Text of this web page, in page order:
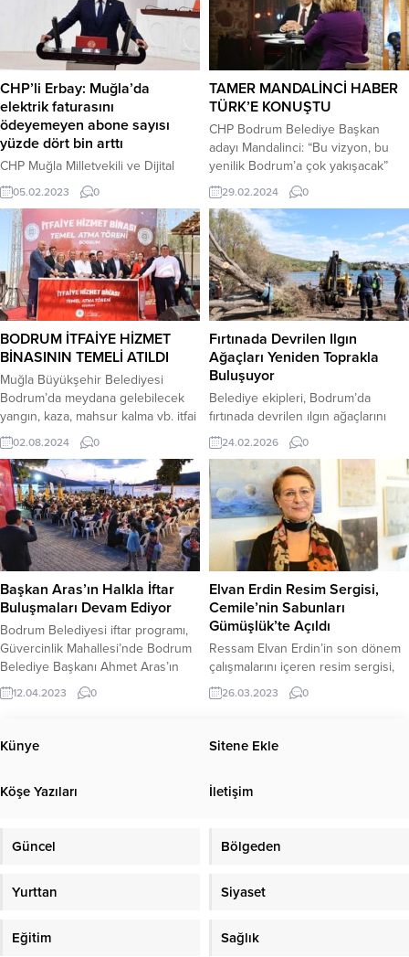
CHP’li Erbay: Muğla’da
elektrik faturasını
ödeyemeyen abone sayısı
yüzde dört bin arttı
CHP Muğla Milletvekili ve Dijital
Mecralar Komisyonu üyesi Av.
Burak Erbay, Muğla’da elektrik
faturasını ödeyemeyen mesken
abone sayısının yüzde 4 bin,
tarımsal üretimde faturasını
ödeyemeyen abone sayısının
yüzde 3 bin 441, ticari işletmeler
açısından bakıldığında ise yüzde
682 oranında bir artış görüldüğünü
söyledi. CHP Muğla Milletvekili
Erbay, Türkiye Büyük Millet...
05.02.2023 0
TAMER MANDALİNCİ HABER
TÜRK’E KONUŞTU
CHP Bodrum Belediye Başkan
adayı Mandalinci: “Bu vizyon, bu
yenilik Bodrum’a çok yakışacak”
Cumhuriyet Halk Partisi Bodrum
Belediye Başkan adayı Tamer
Mandalinci, 31 Mart’ta seçimi
kazanırsa Türkiye’nin en genç
belediye başkanlarından bir
olacağını söyleyerek, “Bu vizyon ve
yenilik Bodrum’a çok yakışacak.
Daha mutlu bir Bodrum yaratmak,
değer katmak hedefiyle gecemi...
29.02.2024 0
BODRUM İTFAİYE HİZMET
BİNASININ TEMELİ ATILDI
Muğla Büyükşehir Belediyesi
Bodrum’da meydana gelebilecek
yangın, kaza, mahsur kalma vb. itfai
olaylara daha hızlı ve etkin
müdahale edebilmek için İtfaiye
hizmet binasının temelini attı. Muğla
Büyükşehir Belediye Başkanı
Ahmet Aras’ın ev sahipliğinde
gerçekleştirilen temel atma
törenine; CHP Genel Başkan
Yardımcısı Özgür Karabat, CHP
Muğla İl Başkanı Zekican Balcı,
Muğla...
02.08.2024 0
Fırtınada Devrilen Ilgın
Ağaçları Yeniden Toprakla
Buluşuyor
Belediye ekipleri, Bodrum’da
fırtınada devrilen ılgın ağaçlarını
tekniğine uygun şekilde budayarak
bulundukları alana yeniden dikiyor.
Kent genelinde 13-17 Şubat tarihleri
arasında etkili olan olumsuz hava
koşulları nedeniyle Müskebi
Mahallesi Kabakum Plajı’nda 4,
Yalıkavak Mahallesi Küdür
mevkiinde 25 Ilgın ağacı ile 2
Akasya ağacı devrildi. Fırtınanın
ardından Bodrum Belediyesi Park
ve...
24.02.2026 0
Başkan Aras’ın Halkla İftar
Buluşmaları Devam Ediyor
Bodrum Belediyesi iftar programı,
Güvercinlik Mahallesi’nde Bodrum
Belediye Başkanı Ahmet Aras’ın
katılımıyla devam etti. Güvercinlik
sahilindeki Belediye Mobil Kafe’nin
programına, Bodrum Belediye
Başkanı Ahmet Aras, belediye
Günay Şafak ve çok sayıda
tarafından organize edilen...
12.04.2023 0
Elvan Erdin Resim Sergisi,
Cemile’nin Sabunları
Gümüşlük’te Açıldı
Ressam Elvan Erdin’in son dönem
çalışmalarını içeren resim sergisi,
Cemile’nin Sabunları Gümüşlük’te,
Bodrumlu sanatseverlerle buluştu.
bir ay boyunca sergilenecek olan
Maçka Teknik Lisesi, Endüstriel
eğitimini yurtdışında sürdürdü. St.
26.03.2023 0
Künye Sitene Ekle
Köşe Yazıları İletişim
Güncel Bölgeden
Yurttan Siyaset
Eğitim Sağlık